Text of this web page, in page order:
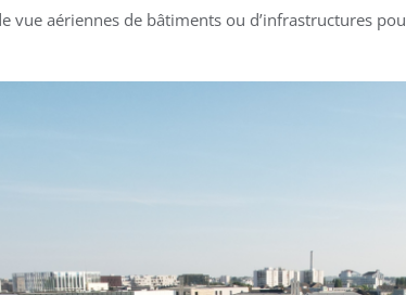
vue aériennes de bâtiments ou d’infrastructures